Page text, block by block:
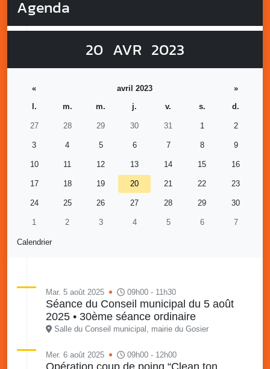
Agenda
20 AVR 2023
Calendrier
« avril 2023
»
l.
m. m. j. v. s. d.
27 28 29 30 31 1 2
3 4 5 6 7 8 9
10 11 12 13 14 15 16
17 18 19 20 21 22 23
24 25 26 27 28 29 30
1 2 3 4 5 6 7
Mar. 5 août 2025 09h00 - 11h30
Séance du Conseil municipal du 5 août
2025 • 30ème séance ordinaire
Salle du Conseil municipal, mairie du Gosier
Mer. 6 août 2025 09h00 - 12h00
Opération coup de poing “Clean ton